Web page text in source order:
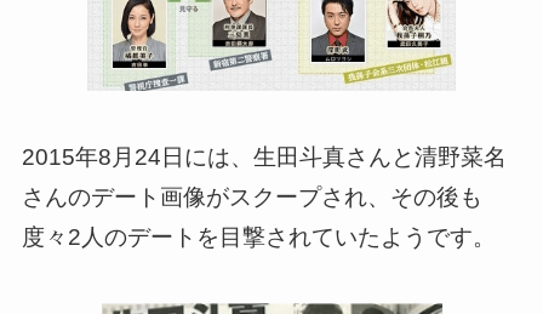
2015年8月24日には、生田斗真さんと清野菜名
さんのデート画像がスクープされ、その後も
度々2人のデートを目撃されていたようです。